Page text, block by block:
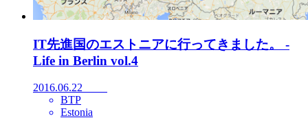
IT先進国のエストニアに行ってきました。 -
Life in Berlin vol.4
2016.06.22
BTP
Estonia